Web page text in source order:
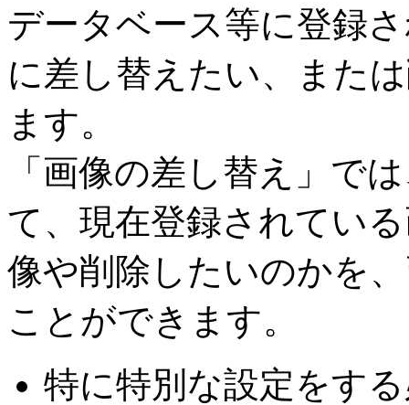
データベース等に登録
に差し替えたい、また
ます。
「画像の差し替え」で
て、現在登録されてい
像や削除したいのかを
ことができます。
特に特別な設定をす